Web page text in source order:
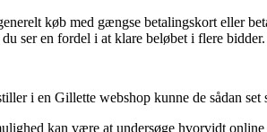
køb med gængse betalingskort eller
ser en fordel i at klare beløbet i flere bidder.
i en Gillette webshop kunne de sådan
kan være at undersøge hvorvidt